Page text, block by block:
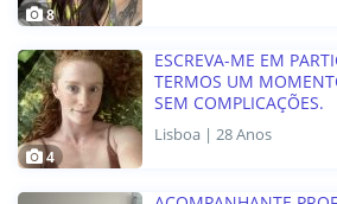
8
4
ESCREVA-ME EM
TERMOS UM
SEM COMPLICAÇÕES.
Lisboa | 28 Anos